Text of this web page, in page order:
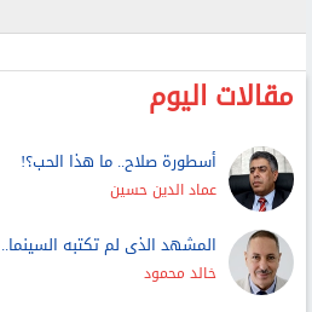
مقالات اليوم
أسطورة صلاح.. ما هذا الحب؟!
عماد الدين حسين